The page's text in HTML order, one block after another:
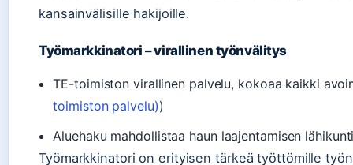
kansainvälisille hakijoille.
Työmarkkinatori – virallinen työnvälitys
TE-toimiston virallinen palvelu, kokoaa kaikki
toimiston palvelu))
Aluehaku mahdollistaa haun laajentamisen
Työmarkkinatori on erityisen tärkeä työttömille